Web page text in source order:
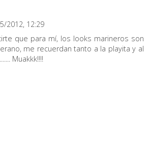
2012, 12:29
que para mí, los looks marineros son
me recuerdan tanto a la playita y al
Muakkk!!!!